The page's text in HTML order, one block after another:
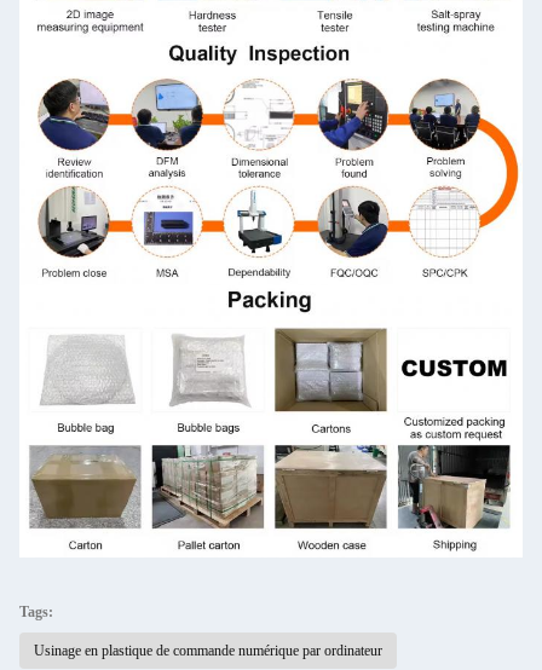
Tags:
Usinage en plastique de commande numérique par ordinateur